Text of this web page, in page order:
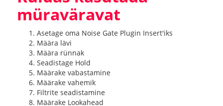
müraväravat
Asetage oma Noise Gate Plugin Insert'iks
Määra lävi
Määra rünnak
Seadistage Hold
Määrake vabastamine
Määrake vahemik
Filtrite seadistamine
Määrake Lookahead